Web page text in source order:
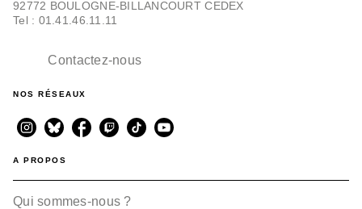
92772 BOULOGNE-BILLANCOURT CEDEX
Tel : 01.41.46.11.11
Contactez-nous
NOS RÉSEAUX
A PROPOS
Qui sommes-nous ?